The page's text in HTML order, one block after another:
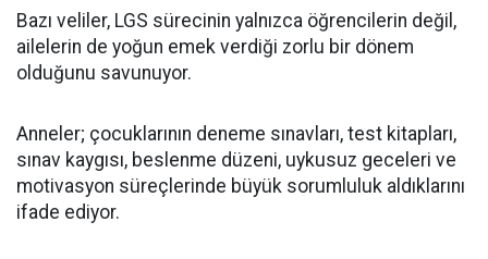
Bazı veliler, LGS sürecinin yalnızca öğrencilerin değil,
ailelerin de yoğun emek verdiği zorlu bir dönem
olduğunu savunuyor.
Anneler; çocuklarının deneme sınavları, test kitapları,
sınav kaygısı, beslenme düzeni, uykusuz geceleri ve
motivasyon süreçlerinde büyük sorumluluk aldıklarını
ifade ediyor.